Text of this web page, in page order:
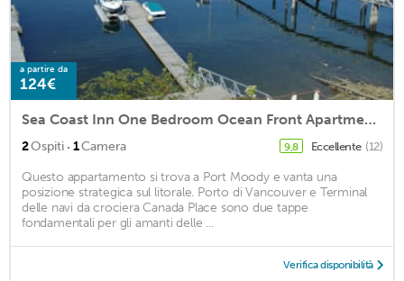
a partire da
124€
Sea Coast Inn One Bedroom Ocean Front Apartment With full Kitchen
2Ospiti · 1Camera 9,8 Eccellente (12)
Questo appartamento si trova a Port Moody e vanta una
posizione strategica sul litorale. Porto di Vancouver e Terminal
delle navi da crociera Canada Place sono due tappe
fondamentali per gli amanti delle ...
Verifica disponibilità